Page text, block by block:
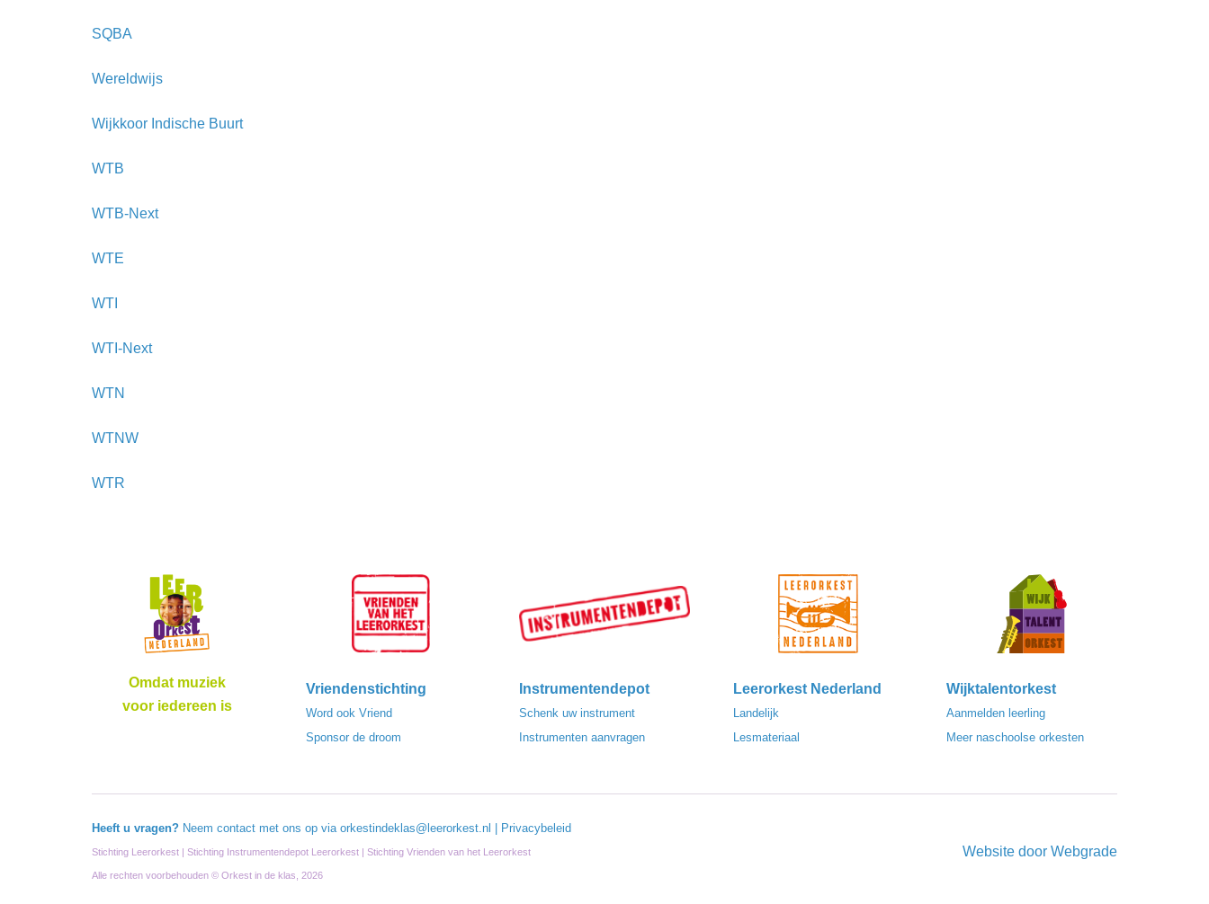
SQBA
Wereldwijs
Wijkkoor Indische Buurt
WTB
WTB-Next
WTE
WTI
WTI-Next
WTN
WTNW
WTR
Omdat muziek
voor iedereen is
Vriendenstichting
Word ook Vriend
Sponsor de droom
Instrumentendepot
Schenk uw instrument
Instrumenten aanvragen
Leerorkest Nederland
Landelijk
Lesmateriaal
Wijktalentorkest
Aanmelden leerling
Meer naschoolse orkesten
Heeft u vragen? Neem contact met ons op via orkestindeklas@leerorkest.nl Privacybeleid
Stichting Leerorkest | Stichting Instrumentendepot Leerorkest | Stichting Vrienden van het Leerorkest
Alle rechten voorbehouden © Orkest in de klas, 2026
Website door Webgrade